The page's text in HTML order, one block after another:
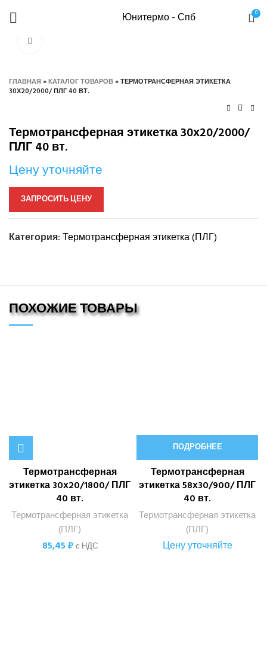
Юнитермо - Спб 0
ГЛАВНАЯ»КАТАЛОГ ТОВАРОВ»ТЕРМОТРАНСФЕРНАЯ ЭТИКЕТКА
30Х20/2000/ ПЛГ 40 ВТ.
Термотрансферная этикетка 30х20/2000/
ПЛГ 40 вт.
Цену уточняйте
ЗАПРОСИТЬ ЦЕНУ
Категория:Термотрансферная этикетка (ПЛГ)
ПОХОЖИЕ ТОВАРЫ
Термотрансферная
этикетка 30х20/1800/ ПЛГ
40 вт.
Термотрансферная этикетка
(ПЛГ)
85,45₽ с НДС
ПОДРОБНЕЕ
Термотрансферная
этикетка 58х30/900/ ПЛГ
40 вт.
Термотрансферная этикетка
(ПЛГ)
Цену уточняйте